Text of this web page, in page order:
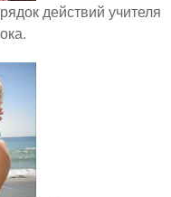
действий учителя